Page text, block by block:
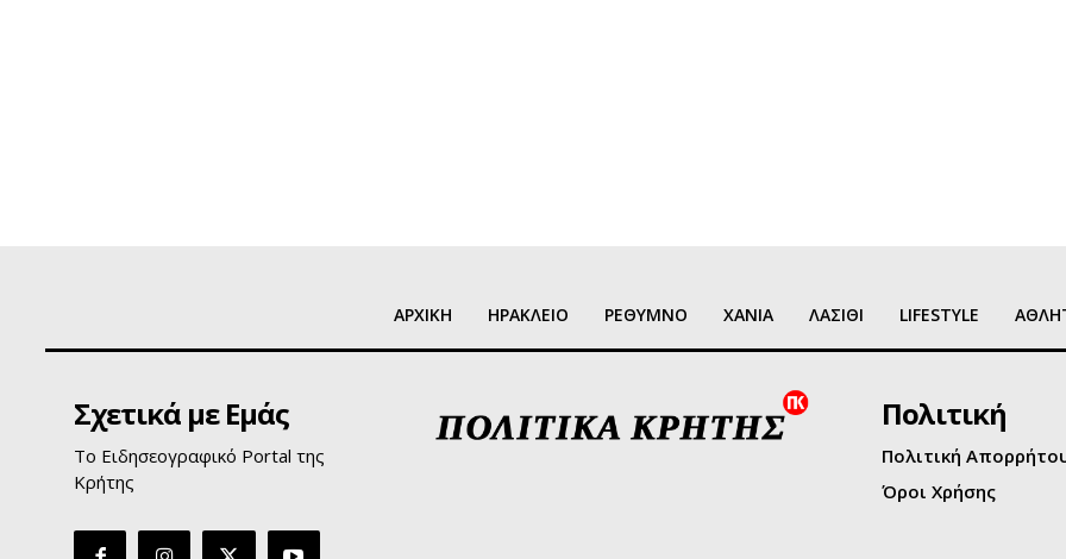
ΑΡΧΙΚΗ ΗΡΑΚΛΕΙΟ ΡΕΘΥΜΝΟ ΧΑΝΙΑ ΛΑΣΙΘΙ LIFESTYLE
Σχετικά με Εμάς
Το Ειδησεογραφικό Portal της
Κρήτης
Πολιτική
Πολιτική
Όροι Χρήσης